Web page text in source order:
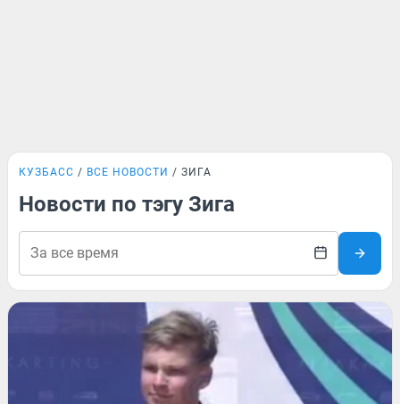
КУЗБАСС ВСЕ НОВОСТИ ЗИГА
Новости по тэгу Зига